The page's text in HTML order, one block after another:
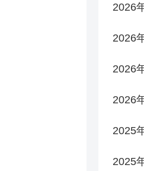
2026
2026
2026
2026
2025
2025